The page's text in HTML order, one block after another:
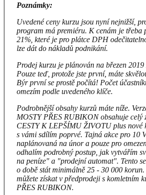
Poznámky:
Uvedené ceny kurzu jsou nyní nejnižší,
program má premiéru. K cenám je
21%, které je pro plátce DPH
lze dát do nákladů podnikání.
Prodej kurzu je plánován na březen 2019
Pouze teď, protože jste první, máte
Býr první se prostě počítá! Počet
omezím podle uvedeného klíče.
Podrobnější obsahy kurzů máte níže.
MOSTY PŘES RUBIKON obsahuje celý
CESTY K LEPŠÍMU ŽIVOTU plus nové
s vámi sdílím poprvé. Tajná akce pro 10
naplánovaná na únor a pouze pro
odhalím podrobný postup, jak vytvářím
na peníze" a "prodejní automat". Tento
o době stát minimálně 25 - 30 000 korun.
můžete získat v předprodeji s komletním
PŘES RUBIKON.